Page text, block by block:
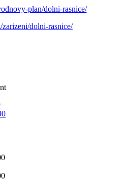
plan/dolni-rasnice/
dolni-rasnice/